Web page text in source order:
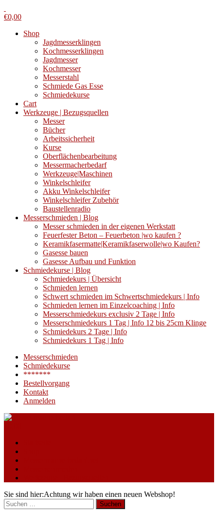
€0,00
Shop
Jagdmesserklingen
Kochmesserklingen
Jagdmesser
Kochmesser
Messerstahl
Schmiede Gas Esse
Schmiedekurse
Cart
Werkzeuge | Bezugsquellen
Messer
Bücher
Arbeitssicherheit
Kurse
Oberflächenbearbeitung
Messermacherbedarf
Werkzeuge|Maschinen
Winkelschleifer
Akku Winkelschleifer
Winkelschleifer Zubehör
Baustellenradio
Messerschmieden | Blog
Messer schmieden in der eigenen Werkstatt
Feuerfester Beton – Feuerbeton |wo kaufen ?
Keramikfasermatte|Keramikfaserwolle|wo Kaufen?
Gasesse bauen
Gasesse Aufbau und Funktion
Schmiedekurse | Blog
Schmiedekurs | Übersicht
Schmieden lernen
Schwert schmieden im Schwertschmiedekurs | Info
Schmieden lernen im Einzelcoaching | Info
Messerschmiedekurs exclusiv 2 Tage | Info
Messerschmiedekurs 1 Tag | Info 12 bis 25cm Klinge
Schmiedekurs 2 Tage | Info
Schmiedekurs 1 Tag | Info
Messerschmieden
Schmiedekurse
*******
Bestellvorgang
Kontakt
Anmelden
Sie sind hier:Achtung wir haben einen neuen Webshop!
Suchen
nach: